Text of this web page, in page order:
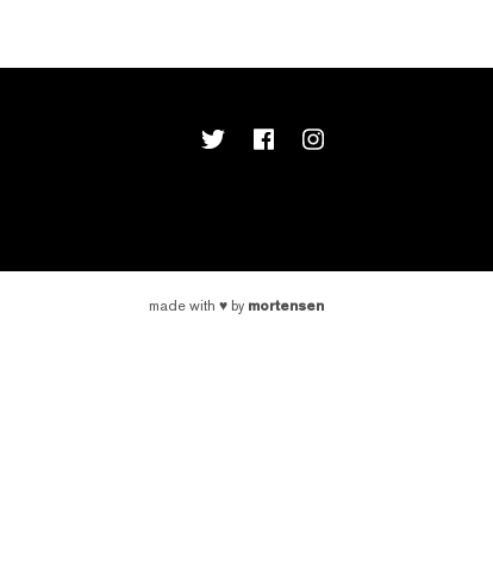
made with ♥ by mortensen